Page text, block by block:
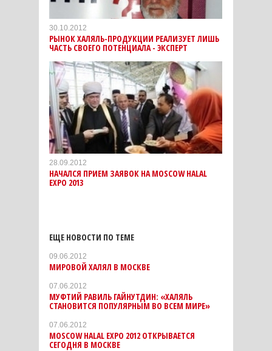
30.10.2012
РЫНОК ХАЛЯЛЬ-ПРОДУКЦИИ РЕАЛИЗУЕТ ЛИШЬ
ЧАСТЬ СВОЕГО ПОТЕНЦИАЛА - ЭКСПЕРТ
28.09.2012
НАЧАЛСЯ ПРИЕМ ЗАЯВОК НА MOSCOW HALAL
EXPO 2013
ЕЩЕ НОВОСТИ ПО ТЕМЕ
09.06.2012
МИРОВОЙ ХАЛЯЛ В МОСКВЕ
07.06.2012
МУФТИЙ РАВИЛЬ ГАЙНУТДИН: «ХАЛЯЛЬ
СТАНОВИТСЯ ПОПУЛЯРНЫМ ВО ВСЕМ МИРЕ»
07.06.2012
MOSCOW HALAL EXPO 2012 ОТКРЫВАЕТСЯ
СЕГОДНЯ В МОСКВЕ